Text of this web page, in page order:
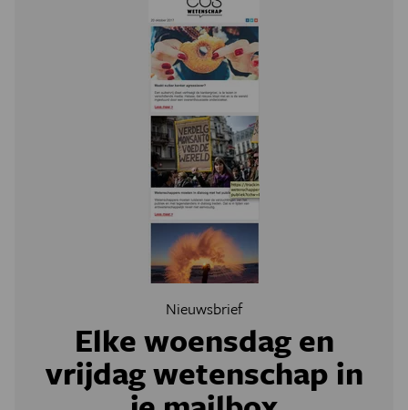
Nieuwsbrief
Elke woensdag en
vrijdag wetenschap in